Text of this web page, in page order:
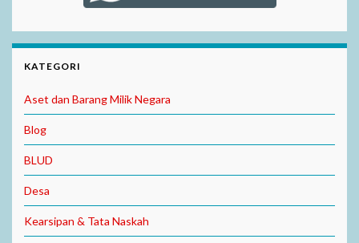
KATEGORI
Aset dan Barang Milik Negara
Blog
BLUD
Desa
Kearsipan & Tata Naskah